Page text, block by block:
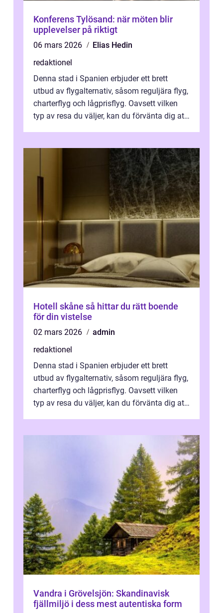
Konferens Tylösand: när möten blir
upplevelser på riktigt
06 mars 2026
Elias Hedin
redaktionel
Denna stad i Spanien erbjuder ett brett
utbud av flygalternativ, såsom reguljära flyg,
charterflyg och lågprisflyg. Oavsett vilken
typ av resa du väljer, kan du förvänta dig att
Hotell skåne så hittar du rätt boende
för din vistelse
02 mars 2026
admin
redaktionel
Denna stad i Spanien erbjuder ett brett
utbud av flygalternativ, såsom reguljära flyg,
charterflyg och lågprisflyg. Oavsett vilken
typ av resa du väljer, kan du förvänta dig att
Vandra i Grövelsjön: Skandinavisk
fjällmiljö i dess mest autentiska form